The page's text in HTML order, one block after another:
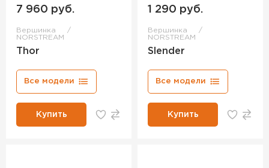
7 960 руб.
Вершинка
NORSTREAM
Thor
Все модели
Купить
1 290 руб.
Вершинка
NORSTREAM
Slender
Все модели
Купить